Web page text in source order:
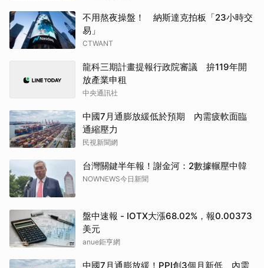
不用熬夜操盤！ 納斯達克拍板「23小時交
易」
CTWANT
龍科三期計畫提報行政院審議 拚119年開
放產業申租
中央通訊社
中國7月通膨放緩低於預期 內需疲軟面臨
通縮壓力
民視新聞網
台灣關鍵半年報！謝金河：2數據輾壓中韓
NOWNEWS今日新聞
盤中速報 - IOTX大漲68.02%，報0.00373
美元
anue鉅亨網
中國7月通膨放緩！PPI創3個月新低 內需